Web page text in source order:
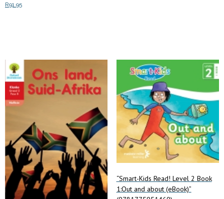
R91.95
“Smart-Kids Read! Level 2 Book
1:Out and about (eBook)”